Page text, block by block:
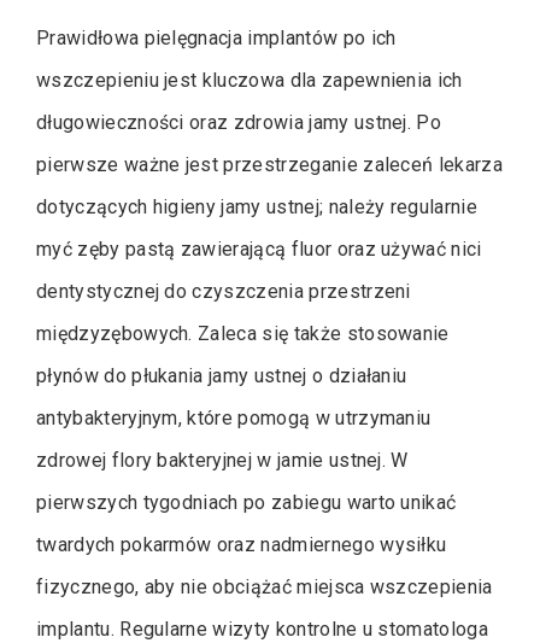
Prawidłowa pielęgnacja implantów po ich
wszczepieniu jest kluczowa dla zapewnienia ich
długowieczności oraz zdrowia jamy ustnej. Po
pierwsze ważne jest przestrzeganie zaleceń lekarza
dotyczących higieny jamy ustnej; należy regularnie
myć zęby pastą zawierającą fluor oraz używać nici
dentystycznej do czyszczenia przestrzeni
międzyzębowych. Zaleca się także stosowanie
płynów do płukania jamy ustnej o działaniu
antybakteryjnym, które pomogą w utrzymaniu
zdrowej flory bakteryjnej w jamie ustnej. W
pierwszych tygodniach po zabiegu warto unikać
twardych pokarmów oraz nadmiernego wysiłku
fizycznego, aby nie obciążać miejsca wszczepienia
implantu. Regularne wizyty kontrolne u stomatologa